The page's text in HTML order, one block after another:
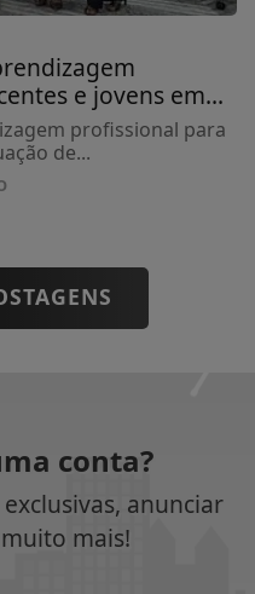
e jovens em...
profissional para
de...
conta?
anunciar
mais!